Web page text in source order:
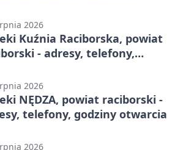
2026
Kuźnia Raciborska, powiat
- adresy, telefony,
2026
NĘDZA, powiat raciborski -
telefony, godziny otwarcia
2026